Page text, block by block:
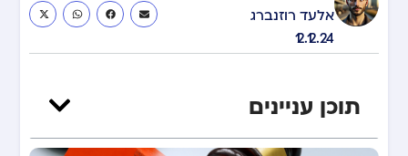
אלעד רוזנברג
12.12.24
תוכן עניינים